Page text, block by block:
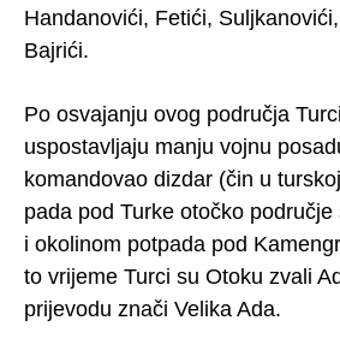
Handanovići, Fetići,
Bajrići.
Po osvajanju ovog područja
uspostavljaju manju vojnu
komandovao dizdar (čin u
pada pod Turke otočko
i okolinom potpada pod
to vrijeme Turci su Otoku zvali
prijevodu znači Velika Ada.